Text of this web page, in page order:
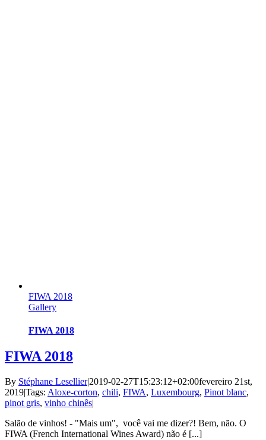
FIWA 2018
Gallery
FIWA 2018
FIWA 2018
By Stéphane Lesellier|2019-02-27T15:23:12+02:00fevereiro 21st,
2019|Tags: Aloxe-corton, chili, FIWA, Luxembourg, Pinot blanc,
pinot gris, vinho chinês|
Salão de vinhos! - "Mais um", você vai me dizer?! Bem, não. O
FIWA (French International Wines Award) não é [...]